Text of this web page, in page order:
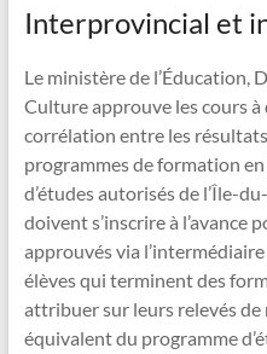
Interprovincial et
Le ministère de l’Éducation,
Culture approuve les cours
corrélation entre les
programmes de formation
d’études autorisés de l’Île-
doivent s’inscrire à l’avance
approuvés via
élèves qui terminent des
attribuer sur leurs relevés de
équivalent du programme